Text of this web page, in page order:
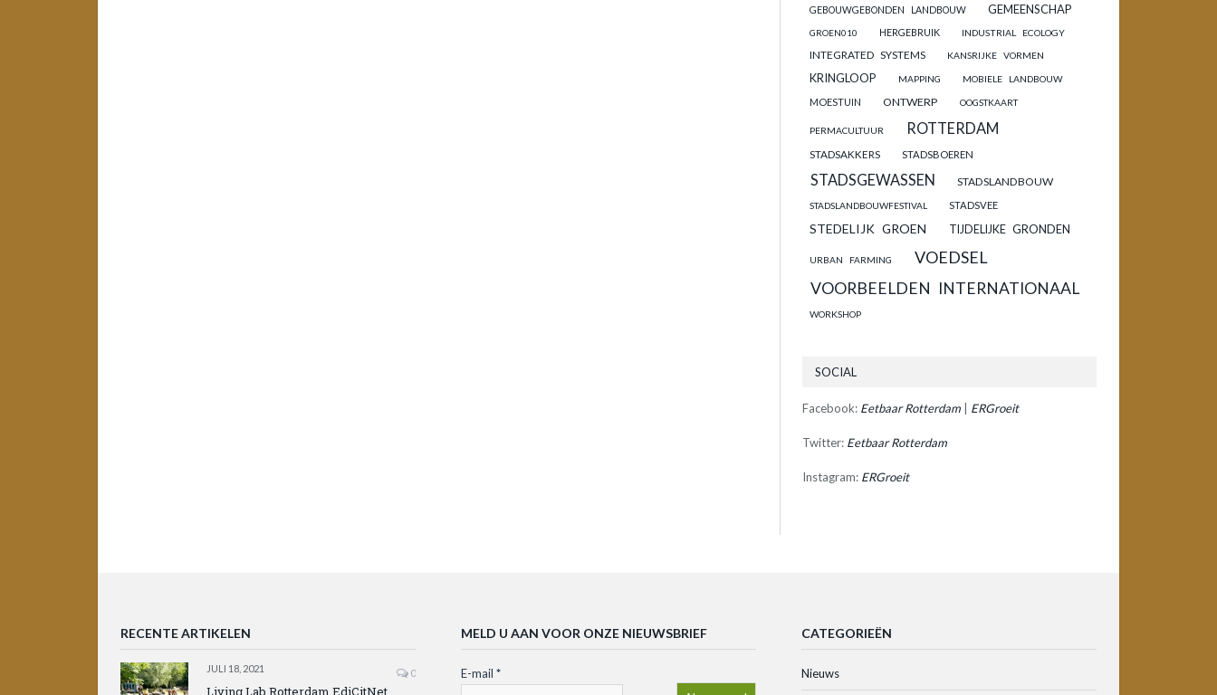
GEBOUWGEBONDEN LANDBOUW GEMEENSCHAP
GROEN010 HERGEBRUIK INDUSTRIAL ECOLOGY
INTEGRATED SYSTEMS KANSRIJKE VORMEN
KRINGLOOP MAPPING MOBIELE LANDBOUW
MOESTUIN ONTWERP OOGSTKAART
PERMACULTUUR ROTTERDAM
STADSAKKERS STADSBOEREN
STADSGEWASSEN STADSLANDBOUW
STADSLANDBOUWFESTIVAL STADSVEE
STEDELIJK GROEN TIJDELIJKE GRONDEN
URBAN FARMING VOEDSEL
VOORBEELDEN INTERNATIONAAL
WORKSHOP
SOCIAL
Facebook: Eetbaar Rotterdam ERGroeit
Twitter: Eetbaar Rotterdam
Instagram: ERGroeit
RECENTE ARTIKELEN
JULI 18, 2021 0
Living Lab Rotterdam EdiCitNet
MELD U AAN VOOR ONZE NIEUWSBRIEF
E-mail *
CATEGORIEËN
Nieuws